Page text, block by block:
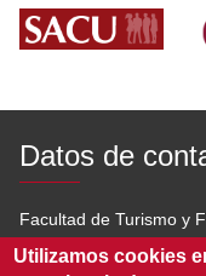
Datos de
Facultad de Turismo y
Av. San Francisco
Utilizamos cookies